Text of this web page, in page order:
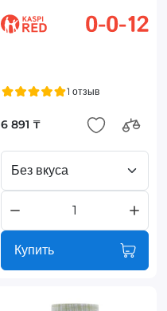
1 отзыв
6 891 ₸
Без вкуса
Купить